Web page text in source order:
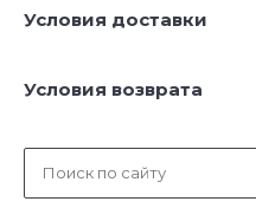
Условия доставки
Условия возврата